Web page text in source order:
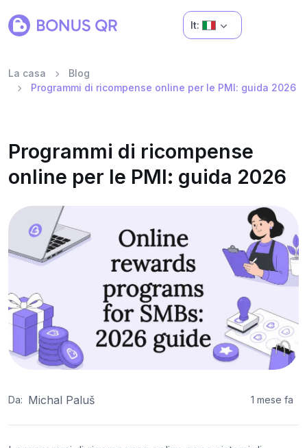
It:
La casa
Blog
Programmi di ricompense online per le PMI: guida 2026
Programmi di ricompense
online per le PMI: guida 2026
Da: Michal Paluš 1 mese fa